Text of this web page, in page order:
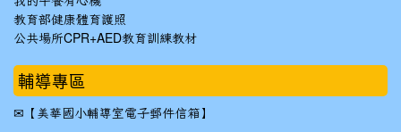
教育部健康體育護照
公共場所CPR+AED教育訓練教材
輔導專區
✉ 【美華國小輔導室電子郵件信箱】